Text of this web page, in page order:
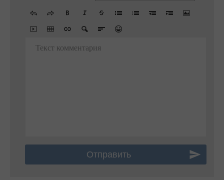
Текст комментария